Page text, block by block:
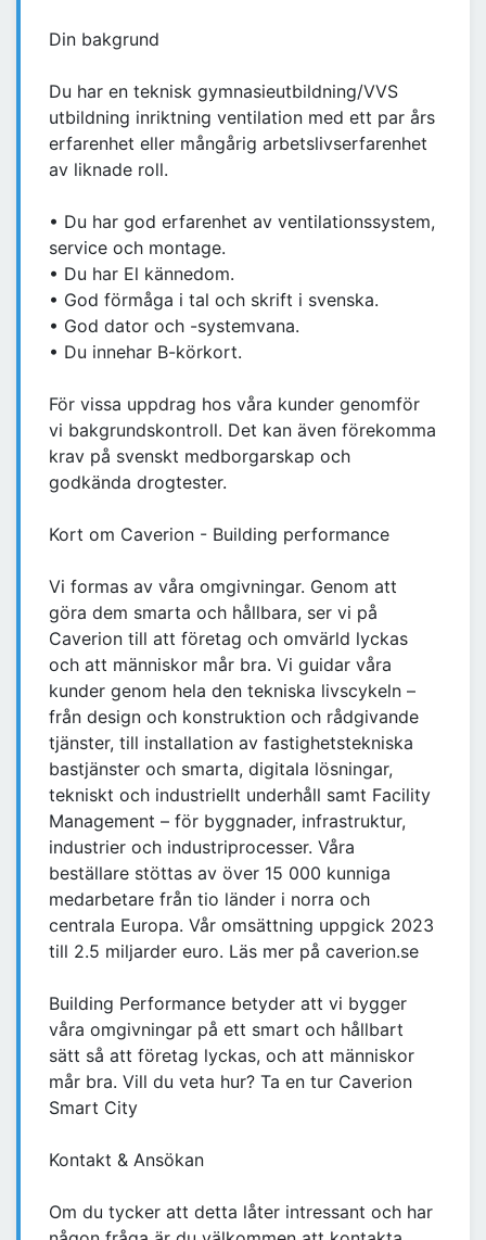
Din bakgrund
Du har en teknisk gymnasieutbildning/VVS
utbildning inriktning ventilation med ett par års
erfarenhet eller mångårig arbetslivserfarenhet
av liknade roll.
• Du har god erfarenhet av ventilationssystem,
service och montage.
• Du har El kännedom.
• God förmåga i tal och skrift i svenska.
• God dator och -systemvana.
• Du innehar B-körkort.
För vissa uppdrag hos våra kunder genomför
vi bakgrundskontroll. Det kan även förekomma
krav på svenskt medborgarskap och
godkända drogtester.
Kort om Caverion - Building performance
Vi formas av våra omgivningar. Genom att
göra dem smarta och hållbara, ser vi på
Caverion till att företag och omvärld lyckas
och att människor mår bra. Vi guidar våra
kunder genom hela den tekniska livscykeln –
från design och konstruktion och rådgivande
tjänster, till installation av fastighetstekniska
bastjänster och smarta, digitala lösningar,
tekniskt och industriellt underhåll samt Facility
Management – för byggnader, infrastruktur,
industrier och industriprocesser. Våra
beställare stöttas av över 15 000 kunniga
medarbetare från tio länder i norra och
centrala Europa. Vår omsättning uppgick 2023
till 2.5 miljarder euro. Läs mer på caverion.se
Building Performance betyder att vi bygger
våra omgivningar på ett smart och hållbart
sätt så att företag lyckas, och att människor
mår bra. Vill du veta hur? Ta en tur Caverion
Smart City
Kontakt & Ansökan
Om du tycker att detta låter intressant och har